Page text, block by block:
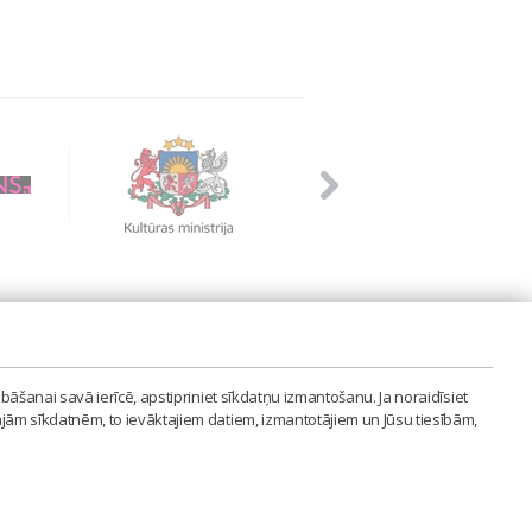
savā ierīcē, apstipriniet sīkdatņu izmantošanu. Ja noraidīsiet
sīkdatnēm, to ievāktajiem datiem, izmantotājiem un Jūsu tiesībām,